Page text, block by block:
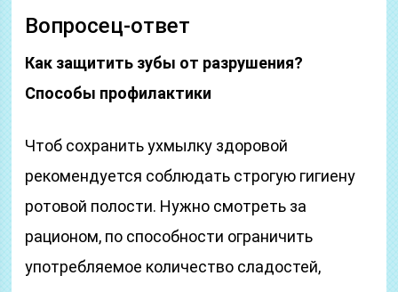
Вопросец-ответ
Как защитить зубы от разрушения?
Способы профилактики
Чтоб сохранить ухмылку здоровой
рекомендуется соблюдать строгую гигиену
ротовой полости. Нужно смотреть за
рационом, по способности ограничить
употребляемое количество сладостей,